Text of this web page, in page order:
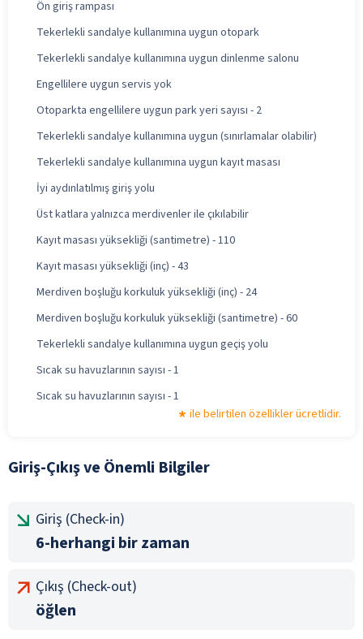
Ön giriş rampası
Tekerlekli sandalye kullanımına uygun otopark
Tekerlekli sandalye kullanımına uygun dinlenme salonu
Engellilere uygun servis yok
Otoparkta engellilere uygun park yeri sayısı - 2
Tekerlekli sandalye kullanımına uygun (sınırlamalar olabilir)
Tekerlekli sandalye kullanımına uygun kayıt masası
İyi aydınlatılmış giriş yolu
Üst katlara yalnızca merdivenler ile çıkılabilir
Kayıt masası yüksekliği (santimetre) - 110
Kayıt masası yüksekliği (inç) - 43
Merdiven boşluğu korkuluk yüksekliği (inç) - 24
Merdiven boşluğu korkuluk yüksekliği (santimetre) - 60
Tekerlekli sandalye kullanımına uygun geçiş yolu
Sıcak su havuzlarının sayısı - 1
Sıcak su havuzlarının sayısı - 1
ile belirtilen özellikler ücretlidir.
Giriş-Çıkış ve Önemli Bilgiler
Giriş (Check-in)
6-herhangi bir zaman
Çıkış (Check-out)
öğlen